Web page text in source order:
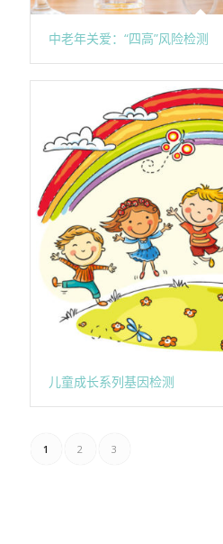
中老年关爱：“四高”风险检测
儿童成长系列基因检测
1 2 3